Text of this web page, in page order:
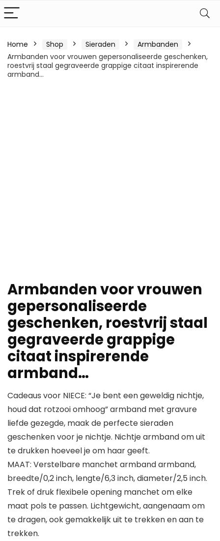
Home Shop Sieraden
Armbanden
Armbanden voor vrouwen gepersonaliseerde geschenken,
roestvrij staal gegraveerde grappige citaat inspirerende
armband…
Armbanden voor vrouwen
gepersonaliseerde
geschenken, roestvrij staal
gegraveerde grappige
citaat inspirerende
armband…
Cadeaus voor NIECE: “Je bent een geweldig nichtje,
houd dat rotzooi omhoog” armband met gravure
liefde gezegde, maak de perfecte sieraden
geschenken voor je nichtje. Nichtje armband om uit
te drukken hoeveel je om haar geeft.
MAAT: Verstelbare manchet armband armband,
breedte/0,2 inch, lengte/6,3 inch, diameter/2,5 inch.
Trek of druk flexibele opening manchet om elke
maat pols te passen. Lichtgewicht, aangenaam om
te dragen, ook gemakkelijk uit te trekken en aan te
trekken.